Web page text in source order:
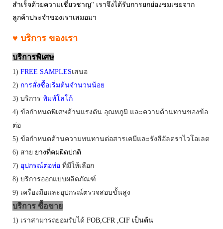
สำเร็จด้วยความเชี่ยวชาญ" เราจึงได้รับการยกย่องชมเชยจาก
ลูกค้าประจำของเราเสมอมา
♥ บริการ ของเรา
บริการพิเศษ
1) FREE SAMPLESเสนอ
2) การสั่งซื้อเริ่มต้นจำนวนน้อย
3) บริการ พิมพ์โลโก้
4) ข้อกำหนดพิเศษด้านแรงดัน อุณหภูมิ และความต้านทานของข้อ
ต่อ
5) ข้อกำหนดด้านความทนทานต่อสารเคมีและรังสีอัลตราไวโอเลต
6) สาย ยางที่คมผิดปกติ
7) อุปกรณ์ต่อท่อ ที่มีให้เลือก
8) บริการออกแบบผลิตภัณฑ์
9) เครื่องมือและอุปกรณ์ตรวจสอบขั้นสูง
บริการ ซื้อขาย
1) เราสามารถยอมรับได้ FOB CFR CIF เป็นต้น